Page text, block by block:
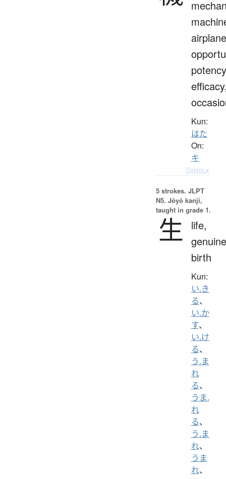
Kun:
はた
On:
キ
Details ▸
5 strokes. JLPT
N5. Jōyō kanji,
taught in grade 1.
生
life,
birth
Kun:
い.き
る、
い.か
す、
い.け
る、
う.ま
れ
る、
うま.
れ
る、
う.ま
れ、
うま
れ、